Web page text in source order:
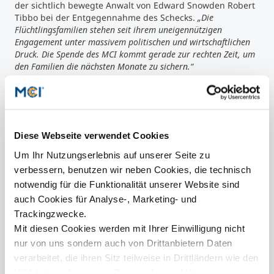
Diese Webseite verwendet Cookies
Um Ihr Nutzungserlebnis auf unserer Seite zu
verbessern, benutzen wir neben Cookies, die technisch
notwendig für die Funktionalität unserer Website sind
auch Cookies für Analyse-, Marketing- und
Trackingzwecke.
Mit diesen Cookies werden mit Ihrer Einwilligung nicht
nur von uns sondern auch von Drittanbietern Daten
verarbeitet, die ihren Sitz teilweise in Drittländern wie den
der sichtlich bewegte Anwalt von Edward Snowden Robert
Tibbo bei der Entgegennahme des Schecks. „Die
Flüchtlingsfamilien stehen seit ihrem uneigennützigen
Engagement unter massivem politischen und wirtschaftlichen
Druck. Die Spende des MCI kommt gerade zur rechten Zeit, um
den Familien die nächsten Monate zu sichern.“
Kontakt
presse@mci.edu
Weitere Informationen